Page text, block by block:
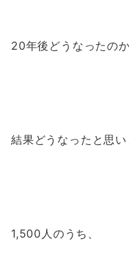
20年後どうなったの
結果どうなったと思
1,500人のうち、